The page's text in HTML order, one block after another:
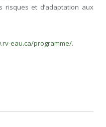
risques et d’adaptation aux
eau.ca/programme/.